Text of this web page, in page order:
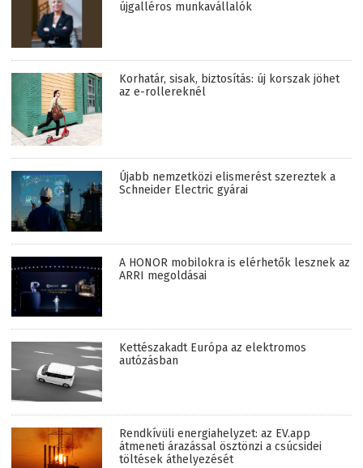
újgalléros munkavállalók
Korhatár, sisak, biztosítás: új korszak jöhet
az e-rollereknél
Újabb nemzetközi elismerést szereztek a
Schneider Electric gyárai
A HONOR mobilokra is elérhetők lesznek az
ARRI megoldásai
Kettészakadt Európa az elektromos
autózásban
Rendkívüli energiahelyzet: az EV.app
átmeneti árazással ösztönzi a csúcsidei
töltések áthelyezését